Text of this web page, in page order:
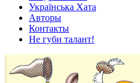
Українська Хата
Авторы
Контакты
Не губи талант!